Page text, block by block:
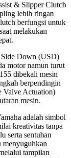
& Slipper Clutch
lebih ringan
berfungsi untuk
melakukan
Side Down (USD)
motor namun turut
dibekali mesin
berpendingin
Valve Actuation)
mesin.
adalah simbol
kreativitas tanpa
serta sentuhan
tampilan